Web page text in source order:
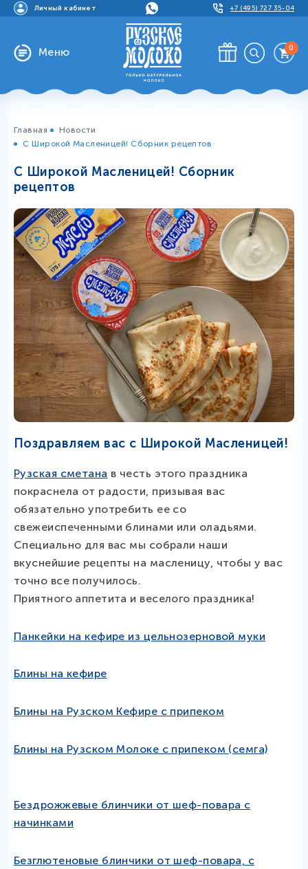
Личный кабинет +7 (495) 727 35-04
Меню 0
Главная
Новости
С Широкой Масленицей! Сборник рецептов
С Широкой Масленицей! Сборник
рецептов
Поздравляем вас с Широкой Масленицей!
Рузская сметана в честь этого праздника
покраснела от радости, призывая вас
обязательно употребить ее со
свежеиспеченными блинами или оладьями.
Специально для вас мы собрали наши
вкуснейшие рецепты на масленицу, чтобы у вас
точно все получилось.
Приятного аппетита и веселого праздника!
Панкейки на кефире из цельнозерновой муки
Блины на кефире
Блины на Рузском Кефире с припеком
Блины на Рузском Молоке с припеком (семга)
Бездрожжевые блинчики от шеф-повара с
начинками
Безглютеновые блинчики от шеф-повара, с